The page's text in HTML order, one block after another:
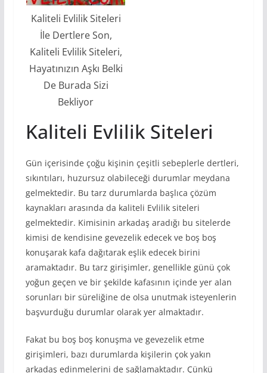
Kaliteli Evlilik Siteleri
İle Dertlere Son,
Kaliteli Evlilik Siteleri,
Hayatınızın Aşkı Belki
De Burada Sizi
Bekliyor
Kaliteli Evlilik Siteleri
Gün içerisinde çoğu kişinin çeşitli sebeplerle dertleri,
sıkıntıları, huzursuz olabileceği durumlar meydana
gelmektedir. Bu tarz durumlarda başlıca çözüm
kaynakları arasında da kaliteli Evlilik siteleri
gelmektedir. Kimisinin arkadaş aradığı bu sitelerde
kimisi de kendisine gevezelik edecek ve boş boş
konuşarak kafa dağıtarak eşlik edecek birini
aramaktadır. Bu tarz girişimler, genellikle günü çok
yoğun geçen ve bir şekilde kafasının içinde yer alan
sorunları bir süreliğine de olsa unutmak isteyenlerin
başvurduğu durumlar olarak yer almaktadır.
Fakat bu boş boş konuşma ve gevezelik etme
girişimleri, bazı durumlarda kişilerin çok yakın
arkadaş edinmelerini de sağlamaktadır. Çünkü